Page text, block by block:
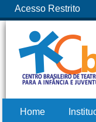
Acesso Restrito
Home